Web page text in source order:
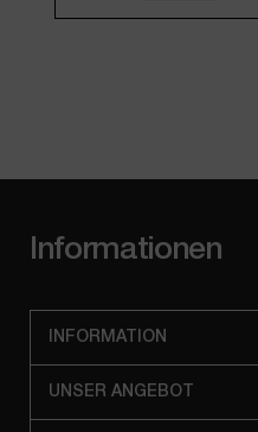
Informationen
INFORMATION
UNSER ANGEBOT